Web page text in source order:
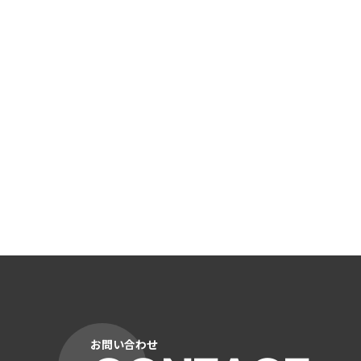
お問い合わせ